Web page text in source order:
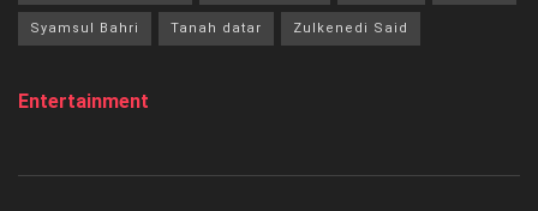
Syamsul Bahri Tanah datar Zulkenedi Said
Entertainment